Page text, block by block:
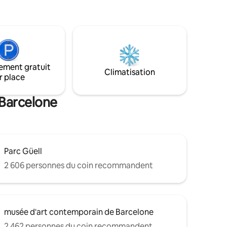
gratuit
place
Climatisation
Parc Güell
2 606 personnes du coin recommandent
musée d'art contemporain de Barcelone